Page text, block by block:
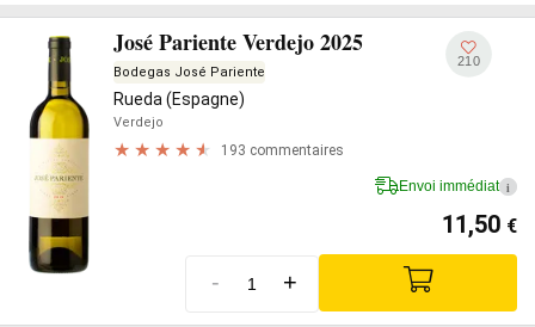
José Pariente Verdejo 2025
Bodegas José Pariente
Rueda (Espagne)
Verdejo
193 commentaires
210
Envoi immédiat i
11,50 €
- +